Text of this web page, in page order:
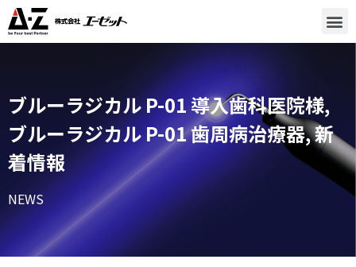
ブルーラジカル P-01 導入歯科医院様,
ブルーラジカル P-01 歯周病治療器,新
着情報
NEWS